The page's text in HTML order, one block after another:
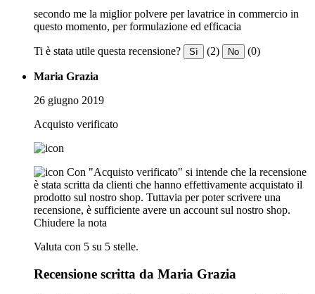
secondo me la miglior polvere per lavatrice in commercio in
questo momento, per formulazione ed efficacia
Ti è stata utile questa recensione? Sì (2) No (0)
Maria Grazia
26 giugno 2019
Acquisto verificato
Con "Acquisto verificato" si intende che la recensione
è stata scritta da clienti che hanno effettivamente acquistato il
prodotto sul nostro shop. Tuttavia per poter scrivere una
recensione, è sufficiente avere un account sul nostro shop.
Chiudere la nota
Valuta con 5 su 5 stelle.
Recensione scritta da Maria Grazia